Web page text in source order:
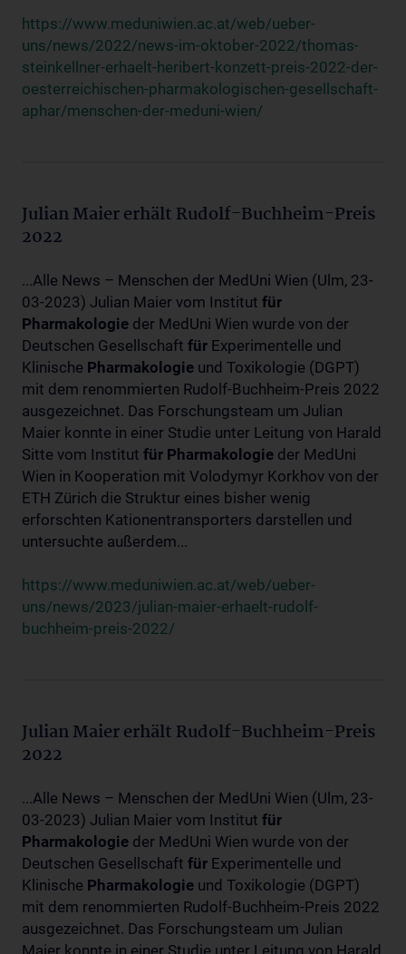
https://www.meduniwien.ac.at/web/ueber-
uns/news/2022/news-im-oktober-2022/thomas-
steinkellner-erhaelt-heribert-konzett-preis-2022-der-
oesterreichischen-pharmakologischen-gesellschaft-
aphar/menschen-der-meduni-wien/
Julian Maier erhält Rudolf-Buchheim-Preis
2022
...Alle News – Menschen der MedUni Wien (Ulm, 23-
03-2023) Julian Maier vom Institut für
Pharmakologie der MedUni Wien wurde von der
Deutschen Gesellschaft für Experimentelle und
Klinische Pharmakologie und Toxikologie (DGPT)
mit dem renommierten Rudolf-Buchheim-Preis 2022
ausgezeichnet. Das Forschungsteam um Julian
Maier konnte in einer Studie unter Leitung von Harald
Sitte vom Institut für Pharmakologie der MedUni
Wien in Kooperation mit Volodymyr Korkhov von der
ETH Zürich die Struktur eines bisher wenig
erforschten Kationentransporters darstellen und
untersuchte außerdem...
https://www.meduniwien.ac.at/web/ueber-
uns/news/2023/julian-maier-erhaelt-rudolf-
buchheim-preis-2022/
Julian Maier erhält Rudolf-Buchheim-Preis
2022
...Alle News – Menschen der MedUni Wien (Ulm, 23-
03-2023) Julian Maier vom Institut für
Pharmakologie der MedUni Wien wurde von der
Deutschen Gesellschaft für Experimentelle und
Klinische Pharmakologie und Toxikologie (DGPT)
mit dem renommierten Rudolf-Buchheim-Preis 2022
ausgezeichnet. Das Forschungsteam um Julian
Maier konnte in einer Studie unter Leitung von Harald